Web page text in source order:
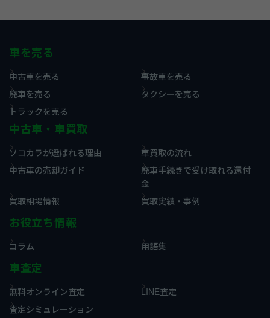
車を売る
中古車を売る
事故車を売る
廃車を売る
タクシーを売る
トラックを売る
中古車・車買取
ソコカラが選ばれる理由
車買取の流れ
中古車の売却ガイド
廃車手続きで受け取れる還付
金
買取相場情報
買取実績・事例
お役立ち情報
コラム 用語集
車査定
無料オンライン査定
LINE査定
査定シミュレーション